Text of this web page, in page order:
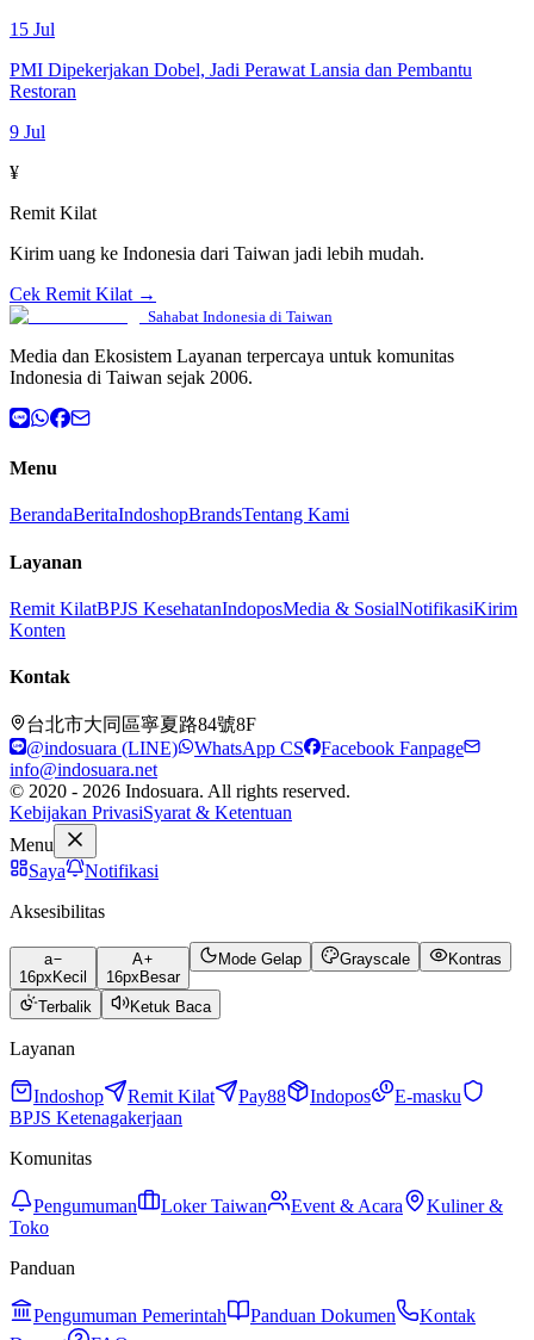
15 Jul
PMI Dipekerjakan Dobel, Jadi Perawat Lansia dan Pembantu
Restoran
9 Jul
¥
Remit Kilat
Kirim uang ke Indonesia dari Taiwan jadi lebih mudah.
Cek Remit Kilat →
Sahabat Indonesia di Taiwan
Media dan Ekosistem Layanan terpercaya untuk komunitas
Indonesia di Taiwan sejak 2006.
Menu
BerandaBeritaIndoshopBrandsTentang Kami
Layanan
Remit KilatBPJS KesehatanIndoposMedia & SosialNotifikasiKirim
Konten
Kontak
台北市大同區寧夏路84號8F
@indosuara (LINE)
WhatsApp CS
Facebook Fanpage
info@indosuara.net
© 2020 - 2026 Indosuara. All rights reserved.
Kebijakan PrivasiSyarat & Ketentuan
Menu
Saya
Notifikasi
Aksesibilitas
a
16px Kecil
A
16px Besar
Mode Gelap Grayscale Kontras
Terbalik Ketuk Baca
Layanan
Indoshop Remit Kilat Pay88 Indopos
E-masku
BPJS Ketenagakerjaan
Komunitas
Pengumuman Loker Taiwan Event & Acara
Kuliner &
Toko
Panduan
Pengumuman Pemerintah Panduan Dokumen
Kontak